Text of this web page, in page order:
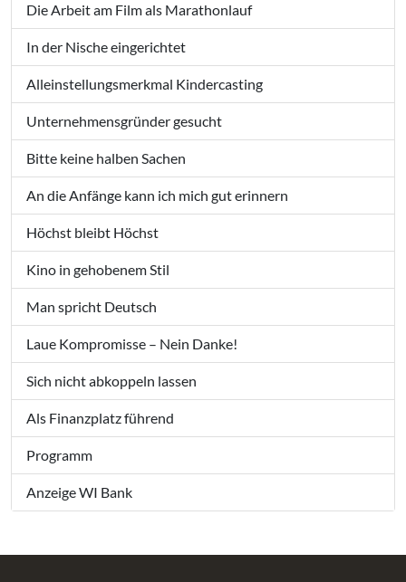
Die Arbeit am Film als Marathonlauf
In der Nische eingerichtet
Alleinstellungsmerkmal Kindercasting
Unternehmensgründer gesucht
Bitte keine halben Sachen
An die Anfänge kann ich mich gut erinnern
Höchst bleibt Höchst
Kino in gehobenem Stil
Man spricht Deutsch
Laue Kompromisse – Nein Danke!
Sich nicht abkoppeln lassen
Als Finanzplatz führend
Programm
Anzeige WI Bank